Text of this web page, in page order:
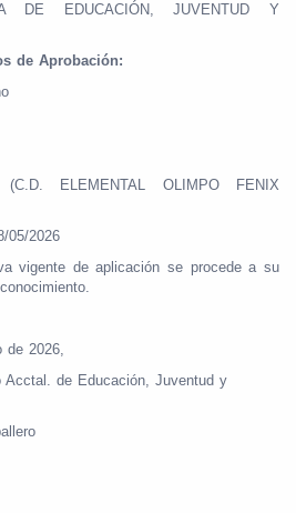
DE EDUCACIÓN, JUVENTUD Y
de Aprobación:
(C.D. ELEMENTAL OLIMPO FENIX
05/2026
vigente de aplicación se procede a su
de 2026,
Acctal. de Educación, Juventud y